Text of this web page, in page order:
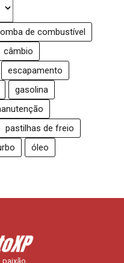
de combustível
câmbio
escapamento
gasolina
pastilhas de freio
óleo